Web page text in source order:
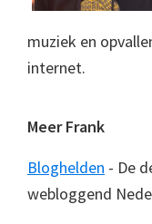
muziek en
internet.
Meer Frank
Bloghelden - De
webloggend